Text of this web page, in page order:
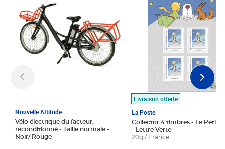
Nouvelle Attitude
Vélo électrique du facteur,
reconditionné - Taille normale -
Noir/ Rouge
Livraison offerte
La Poste
Collector 4 timbres - Le Petit
- Lettre Verte
20g / France